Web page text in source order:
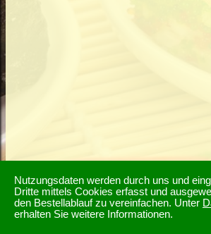
Nutzungsdaten werden durch uns und
Dritte mittels Cookies erfasst und
den Bestellablauf zu vereinfachen. Unter
erhalten Sie weitere Informationen.